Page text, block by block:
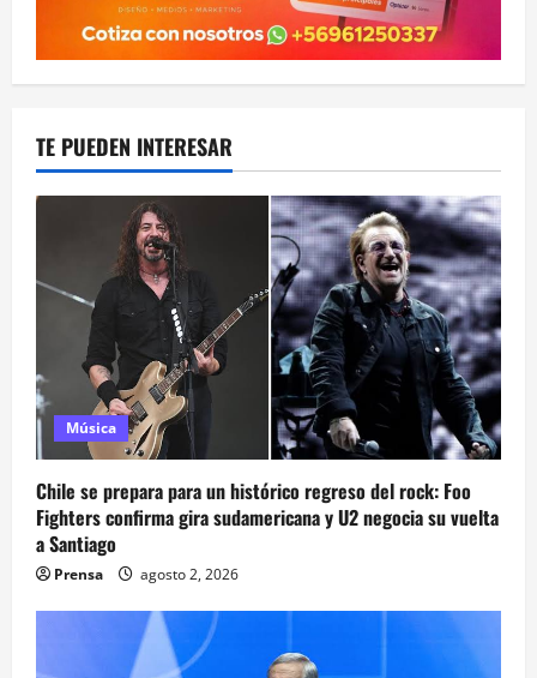
TE PUEDEN INTERESAR
Música
Chile se prepara para un histórico regreso del rock: Foo
Fighters confirma gira sudamericana y U2 negocia su vuelta
a Santiago
Prensa agosto 2, 2026